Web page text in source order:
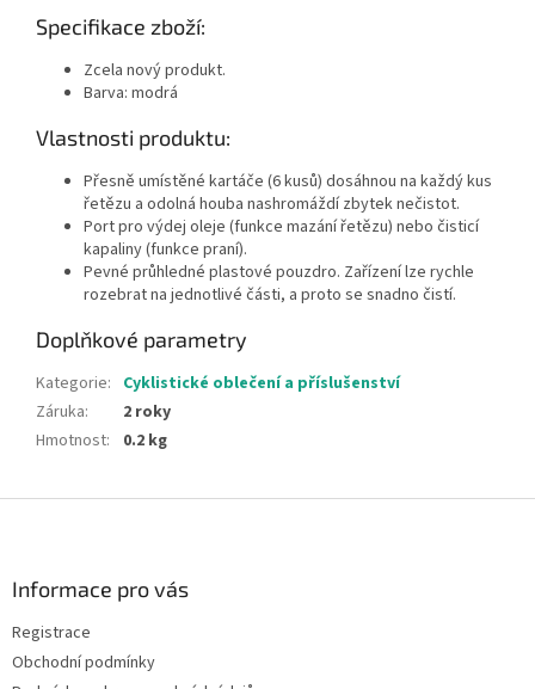
Specifikace zboží:
Zcela nový produkt.
Barva: modrá
Vlastnosti produktu:
Přesně umístěné kartáče (6 kusů) dosáhnou na každý kus
řetězu a odolná houba nashromáždí zbytek nečistot.
Port pro výdej oleje (funkce mazání řetězu) nebo čisticí
kapaliny (funkce praní).
Pevné průhledné plastové pouzdro. Zařízení lze rychle
rozebrat na jednotlivé části, a proto se snadno čistí.
Doplňkové parametry
Kategorie: Cyklistické oblečení a příslušenství
Záruka:
2 roky
Hmotnost: 0.2 kg
Informace pro vás
Registrace
Obchodní podmínky